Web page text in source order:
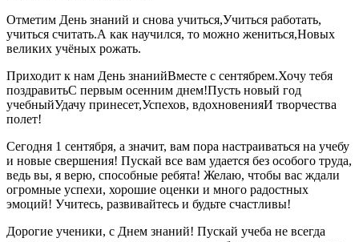
Отметим День знаний и снова учиться,Учиться работать,
учиться считать.А как научился, то можно жениться,Новых
великих учёных рожать.
Приходит к нам День знанийВместе с сентябрем.Хочу тебя
поздравитьС первым осенним днем!Пусть новый год
учебныйУдачу принесет,Успехов, вдохновенияИ творчества
полет!
Сегодня 1 сентября, а значит, вам пора настраиваться на учебу
и новые свершения! Пускай все вам удается без особого труда,
ведь вы, я верю, способные ребята! Желаю, чтобы вас ждали
огромные успехи, хорошие оценки и много радостных
эмоций! Учитесь, развивайтесь и будьте счастливы!
Дорогие ученики, с Днем знаний! Пускай учеба не всегда